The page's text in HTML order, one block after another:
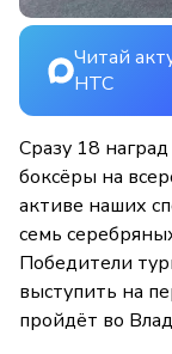
Читай
НТС
Сразу 18
боксёры на
активе наших
семь
Победители
выступить на
пройдёт во